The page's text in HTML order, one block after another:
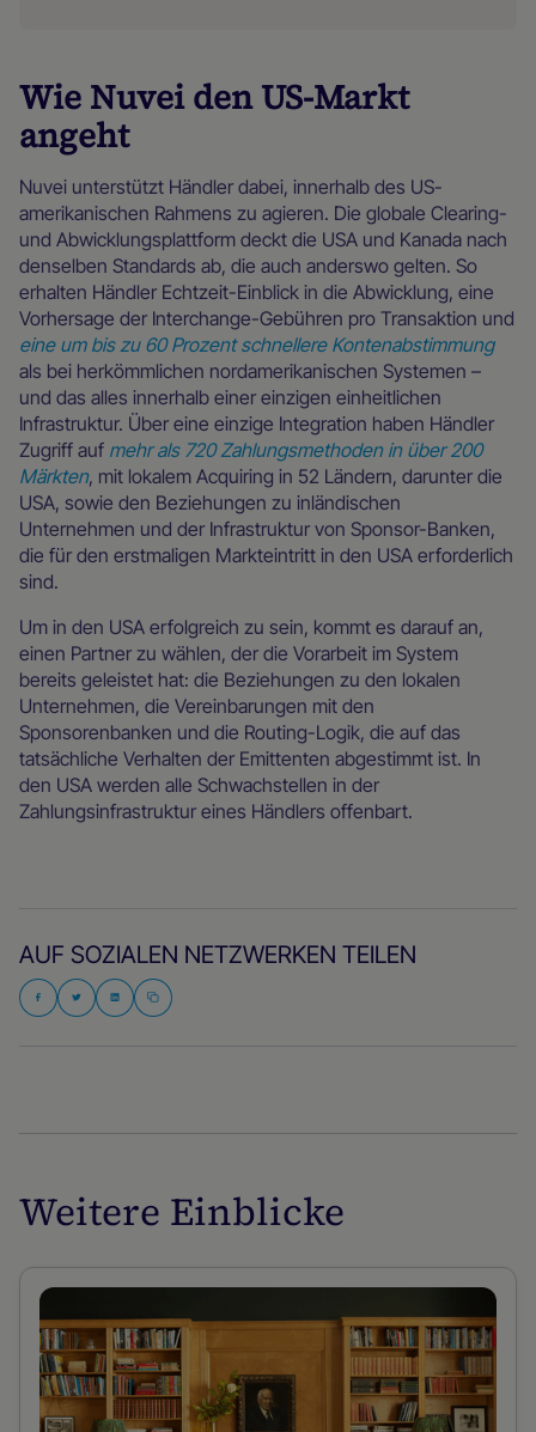
Wie Nuvei den US-Markt
angeht
Nuvei unterstützt Händler dabei, innerhalb des US-
amerikanischen Rahmens zu agieren. Die globale Clearing-
und Abwicklungsplattform deckt die USA und Kanada nach
denselben Standards ab, die auch anderswo gelten. So
erhalten Händler Echtzeit-Einblick in die Abwicklung, eine
Vorhersage der Interchange-Gebühren pro Transaktion und
eine um bis zu 60 Prozent schnellere Kontenabstimmung
als bei herkömmlichen nordamerikanischen Systemen –
und das alles innerhalb einer einzigen einheitlichen
Infrastruktur. Über eine einzige Integration haben Händler
Zugriff auf mehr als 720 Zahlungsmethoden in über 200
Märkten, mit lokalem Acquiring in 52 Ländern, darunter die
USA, sowie den Beziehungen zu inländischen
Unternehmen und der Infrastruktur von Sponsor-Banken,
die für den erstmaligen Markteintritt in den USA erforderlich
sind.
Um in den USA erfolgreich zu sein, kommt es darauf an,
einen Partner zu wählen, der die Vorarbeit im System
bereits geleistet hat: die Beziehungen zu den lokalen
Unternehmen, die Vereinbarungen mit den
Sponsorenbanken und die Routing-Logik, die auf das
tatsächliche Verhalten der Emittenten abgestimmt ist. In
den USA werden alle Schwachstellen in der
Zahlungsinfrastruktur eines Händlers offenbart.
AUF SOZIALEN NETZWERKEN TEILEN
Weitere Einblicke